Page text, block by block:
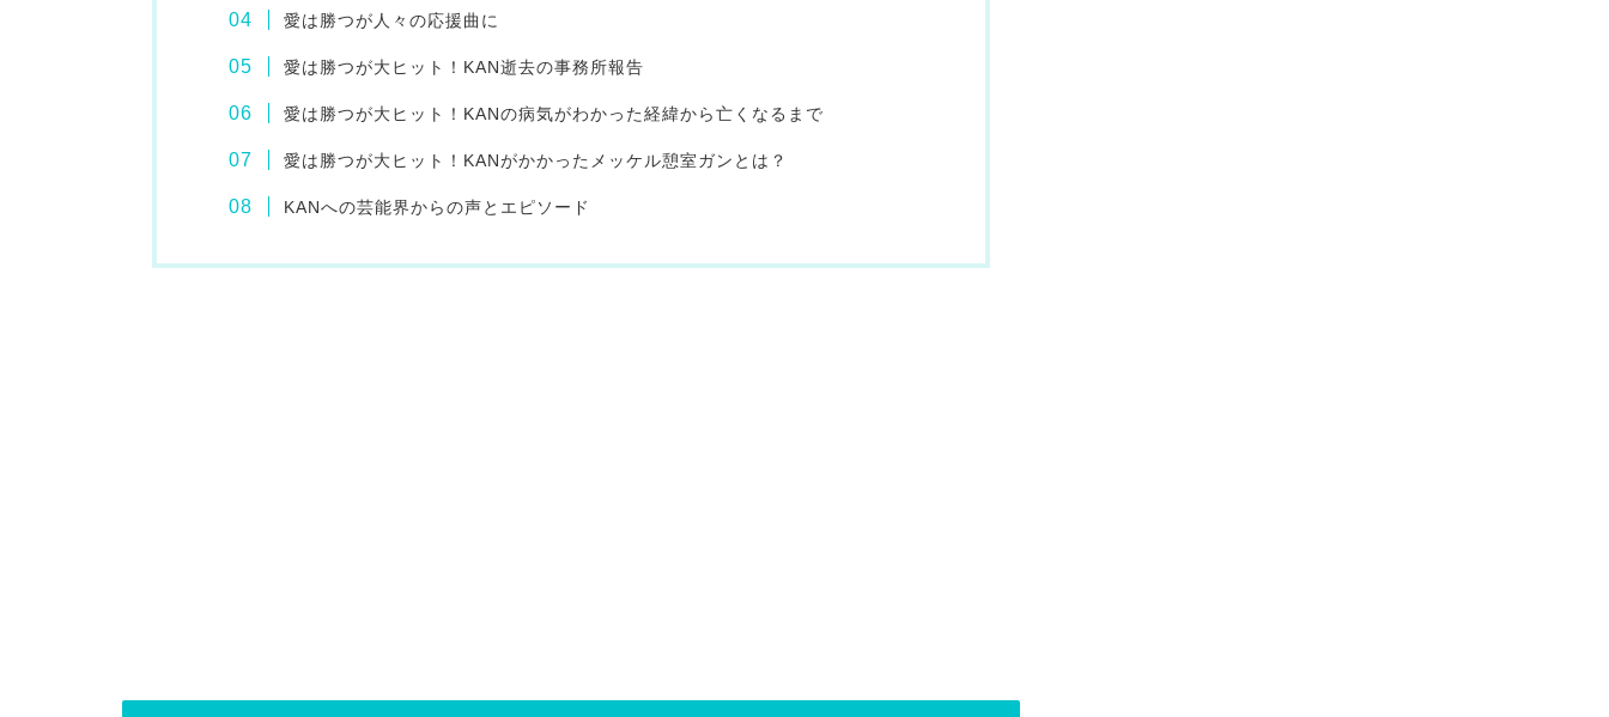
愛は勝つが人々の応援曲に
愛は勝つが大ヒット！KAN逝去の事務所報告
愛は勝つが大ヒット！KANの病気がわかった経緯から亡くなるまで
愛は勝つが大ヒット！KANがかかったメッケル憩室ガンとは？
KANへの芸能界からの声とエピソード